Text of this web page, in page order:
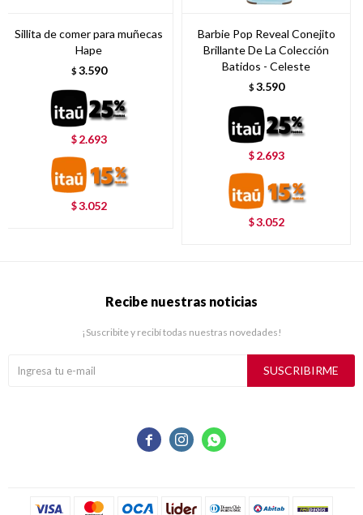
Sillita de comer para muñecas
Hape
$ 3.590
$ 2.693
$3.052
Barbie Pop Reveal Conejito
Brillante De La Colección
Batidos - Celeste
$ 3.590
$ 2.693
$3.052
  
Recibe nuestras noticias
¡Suscribite y recibí todas nuestras novedades!
SUSCRIBIRME